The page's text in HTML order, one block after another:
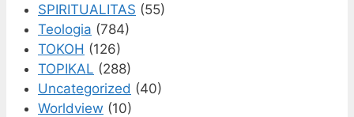
SPIRITUALITAS (55)
Teologia (784)
TOKOH (126)
TOPIKAL (288)
Uncategorized (40)
Worldview (10)